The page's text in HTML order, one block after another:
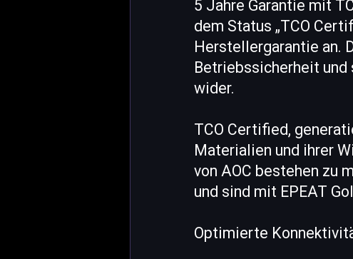
5 Jahre Garantie mit
dem Status „TCO
Herstellergarantie an.
Betriebssicherheit
wider.
TCO Certified,
Materialien und ihrer
von AOC bestehen zu
und sind mit EPEAT
Optimierte